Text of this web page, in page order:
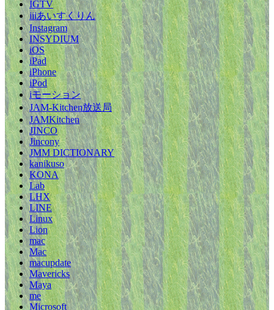
IGTV
iiiあいすくりん
Instagram
INSYDIUM
iOS
iPad
iPhone
iPod
iモーション
JAM-Kitchen放送局
JAMKitchen
JINCO
Jincony
JMM DICTIONARY
kanikuso
KONA
Lab
LHX
LINE
Linux
Lion
mac
Mac
macupdate
Mavericks
Maya
me
Microsoft